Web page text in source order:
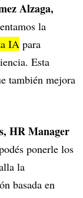
Alzaga,
la
IA para
Esta
también mejora
HR Manager
ponerle los
la
basada en